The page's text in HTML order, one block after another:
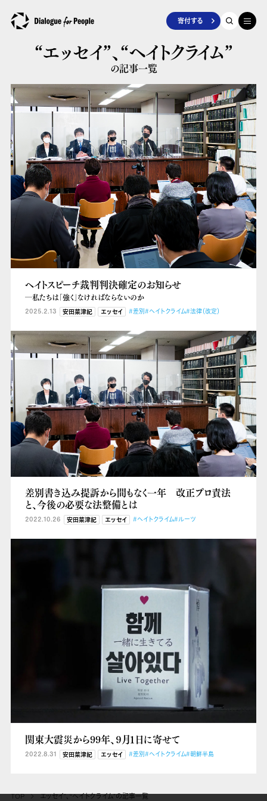
寄付する
“エッセイ”、“ヘイトクライム”
の記事一覧
ヘイトスピーチ裁判判決確定のお知らせ
―私たちは「強く」なければならないのか
2025.2.13 安田菜津紀 エッセイ #差別#ヘイトクライム#法律（改定）
差別書き込み提訴から間もなく一年 改正プロ責法
と、今後の必要な法整備とは
2022.10.26 安田菜津紀 エッセイ #ヘイトクライム#ルーツ
関東大震災から99年、９月１日に寄せて
2022.8.31 安田菜津紀 エッセイ #差別#ヘイトクライム#朝鮮半島
TOP エッセイ”、“ヘイトクライム”の記事一覧